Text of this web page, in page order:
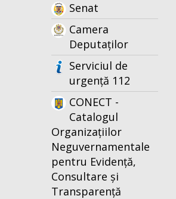
Senat
Camera
Deputaților
Serviciul de
urgență 112
CONECT -
Catalogul
Organizațiilor
Neguvernamentale
pentru Evidență,
Consultare și
Transparență